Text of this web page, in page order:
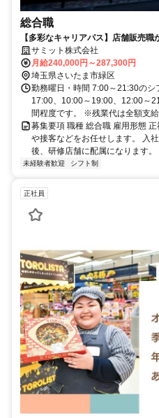
総合職
【多彩なキャリアパス】店舗販売
様々なキャリアが◎
サミット株式会社
月給240,000円～287,300円
埼玉県さいたま市緑区
勤務曜日・時間 7:00～21:30のシ
17:00、10:00～19:00、12:00～
間程度です。 ※残業代は全額支
募集要項 職種 総合職 雇用形態
や接客などをお任せします。 入
後、研修店舗に配属になります
未経験者歓迎 シフト制
正社員